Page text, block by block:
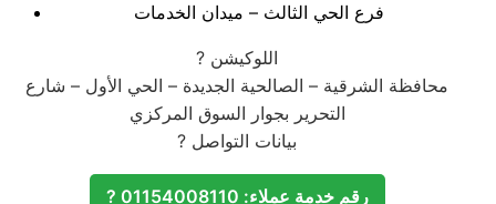
فرع الحي الثالث – ميدان الخدمات
? اللوكيشن
محافظة الشرقية – الصالحية الجديدة – الحي الأول – شارع
التحرير بجوار السوق المركزي
? بيانات التواصل
? رقم خدمة عملاء: 01154008110